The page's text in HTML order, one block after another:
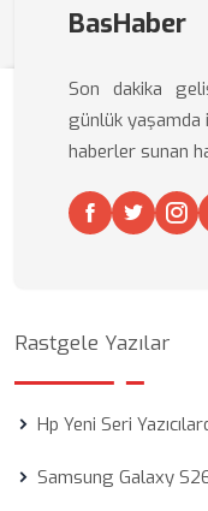
BasHaber
Son dakika
günlük
haberler sunan
Rastgele Yazılar
Hp Yeni Seri
Samsung Galaxy